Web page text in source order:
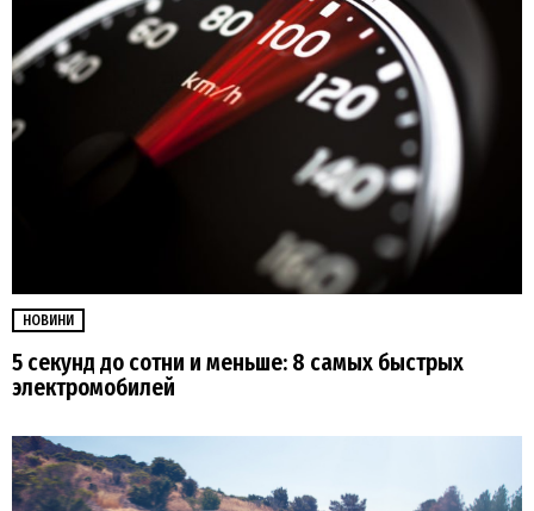
НОВИНИ
5 секунд до сотни и меньше: 8 самых быстрых
электромобилей